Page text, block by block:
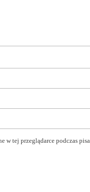
w tej przeglądarce podczas